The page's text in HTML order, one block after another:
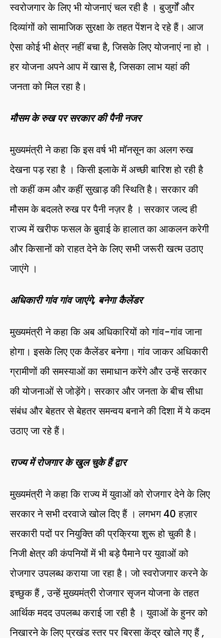
स्वरोजगार के लिए भी योजनाएं चल रही है । बुजुर्गों और
दिव्यांगों को सामाजिक सुरक्षा के तहत पेंशन दे रहे हैं। आज
ऐसा कोई भी क्षेत्र नहीं बचा है, जिसके लिए योजनाएं ना हो ।
हर योजना अपने आप में खास है, जिसका लाभ यहां की
जनता को मिल रहा है।
मौसम के रुख पर सरकार की पैनी नजर
मुख्यमंत्री ने कहा कि इस वर्ष भी मॉनसून का अलग रुख
देखना पड़ रहा है । किसी इलाके में अच्छी बारिश हो रही है
तो कहीं कम और कहीं सुखाड़ की स्थिति है। सरकार की
मौसम के बदलते रुख पर पैनी नज़र है । सरकार जल्द ही
राज्य में खरीफ फसल के बुवाई के हालात का आकलन करेगी
और किसानों को राहत देने के लिए सभी जरूरी खत्म उठाए
जाएंगे ।
अधिकारी गांव गांव जाएंगे, बनेगा कैलेंडर
मुख्यमंत्री ने कहा कि अब अधिकारियों को गांव-गांव जाना
होगा। इसके लिए एक कैलेंडर बनेगा। गांव जाकर अधिकारी
ग्रामीणों की समस्याओं का समाधान करेंगे और उन्हें सरकार
की योजनाओं से जोड़ेंगे। सरकार और जनता के बीच सीधा
संबंध और बेहतर से बेहतर समन्वय बनाने की दिशा में ये कदम
उठाए जा रहे हैं।
राज्य में रोजगार के खुल चुके हैं द्वार
मुख्यमंत्री ने कहा कि राज्य में युवाओं को रोजगार देने के लिए
सरकार ने सभी दरवाजे खोल दिए हैं । लगभग 40 हज़ार
सरकारी पदों पर नियुक्ति की प्रक्रिया शुरू हो चुकी है।
निजी क्षेत्र की कंपनियों में भी बड़े पैमाने पर युवाओं को
रोजगार उपलब्ध कराया जा रहा है। जो स्वरोजगार करने के
इच्छुक हैं , उन्हें मुख्यमंत्री रोजगार सृजन योजना के तहत
आर्थिक मदद उपलब्ध कराई जा रही है । युवाओं के हुनर को
निखारने के लिए प्रखंड स्तर पर बिरसा केंद्र खोले गए हैं ,